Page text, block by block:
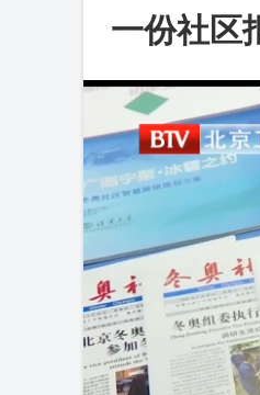
一份社区